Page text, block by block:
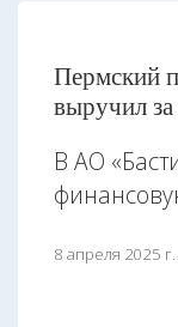
Пермский
выручил
В АО
8 апреля 2025 г.